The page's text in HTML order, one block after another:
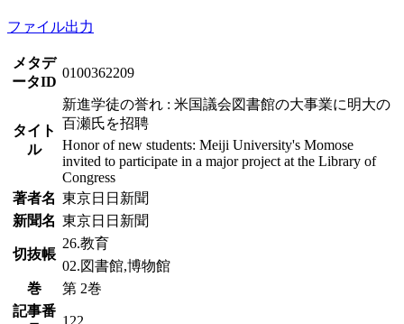
ファイル出力
メタデ
ータID
0100362209
タイト
ル
新進学徒の誉れ : 米国議会図書館の大事業に明大の
百瀬氏を招聘
Honor of new students: Meiji University's Momose
invited to participate in a major project at the Library of
Congress
著者名 東京日日新聞
新聞名 東京日日新聞
切抜帳
26.教育
02.図書館,博物館
巻
第 2巻
記事番
122